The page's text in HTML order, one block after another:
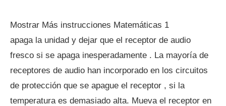
Mostrar Más instrucciones Matemáticas 1
apaga la unidad y dejar que el receptor de audio
fresco si se apaga inesperadamente . La mayoría de
receptores de audio han incorporado en los circuitos
de protección que se apague el receptor , si la
temperatura es demasiado alta. Mueva el receptor en